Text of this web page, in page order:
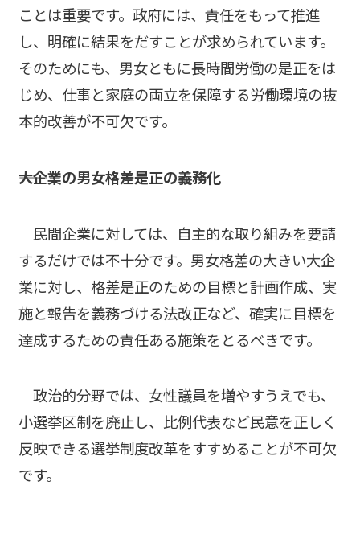
ことは重要です。政府には、責任をもって推進
し、明確に結果をだすことが求められています。
そのためにも、男女ともに長時間労働の是正をは
じめ、仕事と家庭の両立を保障する労働環境の抜
本的改善が不可欠です。
――大企業の男女格差是正の義務化
民間企業に対しては、自主的な取り組みを要請
するだけでは不十分です。男女格差の大きい大企
業に対し、格差是正のための目標と計画作成、実
施と報告を義務づける法改正など、確実に目標を
達成するための責任ある施策をとるべきです。
政治的分野では、女性議員を増やすうえでも、
小選挙区制を廃止し、比例代表など民意を正しく
反映できる選挙制度改革をすすめることが不可欠
です。